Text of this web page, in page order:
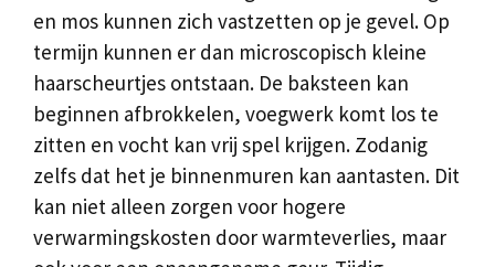
en mos kunnen zich vastzetten op je gevel. Op
termijn kunnen er dan microscopisch kleine
haarscheurtjes ontstaan. De baksteen kan
beginnen afbrokkelen, voegwerk komt los te
zitten en vocht kan vrij spel krijgen. Zodanig
zelfs dat het je binnenmuren kan aantasten. Dit
kan niet alleen zorgen voor hogere
verwarmingskosten door warmteverlies, maar